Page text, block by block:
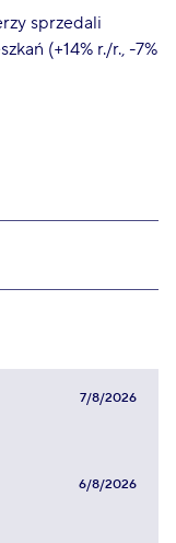
sprzedali
(+14% r./r., -7%
7/8/2026
6/8/2026